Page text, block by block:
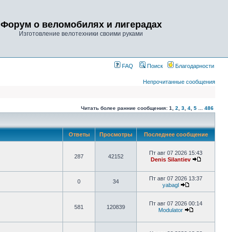
Форум о веломобилях и лигерадах
Изготовление велотехники своими руками
FAQ Поиск Благодарности
Непрочитанные сообщения
Читать более ранние сообщения: 1 2 3 4 5 486
Ответы Просмотры Последнее сообщение
287 42152
Пт авг 07 2026 15:43
Denis Silantiev
0 34
Пт авг 07 2026 13:37
yabagl
581 120839
Пт авг 07 2026 00:14
Modulator